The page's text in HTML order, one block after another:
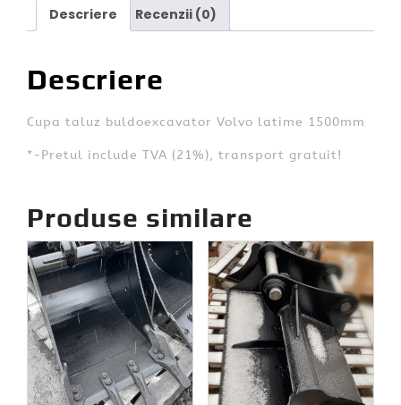
Descriere Recenzii (0)
Descriere
Cupa taluz buldoexcavator Volvo latime 1500mm
*-Pretul include TVA (21%), transport gratuit!
Produse similare